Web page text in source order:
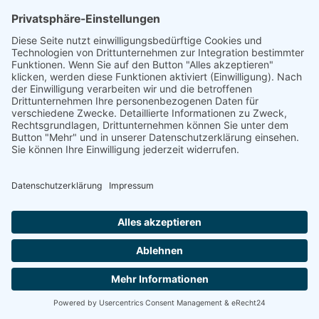
Archiv
Januar 2018
Kategorien
Allgemein
Meta
Eintrags-Feed
Kommentar-Feed
WordPress.org